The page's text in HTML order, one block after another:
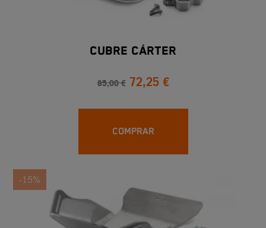
CUBRE CÁRTER
85,00 € 72,25 €
COMPRAR
-15%